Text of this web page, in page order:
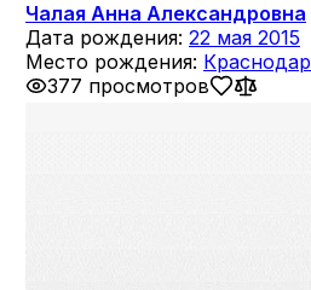
Чалая Анна Александровна
Дата рождения: 22 мая 2015
Место рождения: Краснодар
377 просмотров